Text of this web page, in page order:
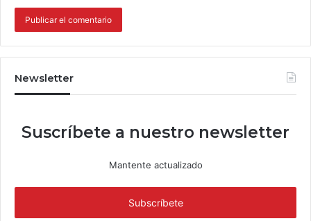
Newsletter
Suscríbete a nuestro newsletter
Mantente actualizado